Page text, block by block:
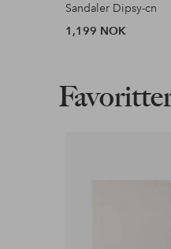
Sandaler Dipsy-cn
1,199 NOK